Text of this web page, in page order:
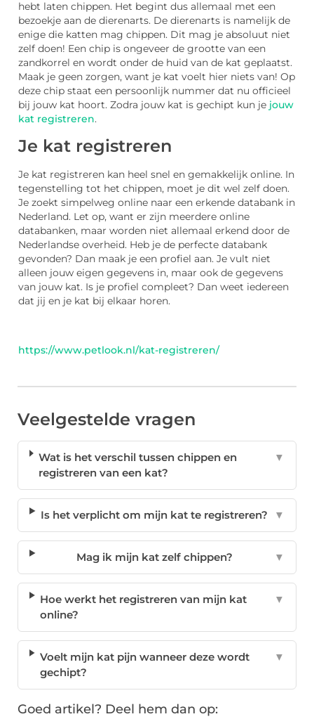
hebt laten chippen. Het begint dus allemaal met een
bezoekje aan de dierenarts. De dierenarts is namelijk de
enige die katten mag chippen. Dit mag je absoluut niet
zelf doen! Een chip is ongeveer de grootte van een
zandkorrel en wordt onder de huid van de kat geplaatst.
Maak je geen zorgen, want je kat voelt hier niets van! Op
deze chip staat een persoonlijk nummer dat nu officieel
bij jouw kat hoort. Zodra jouw kat is gechipt kun je jouw
kat registreren.
Je kat registreren
Je kat registreren kan heel snel en gemakkelijk online. In
tegenstelling tot het chippen, moet je dit wel zelf doen.
Je zoekt simpelweg online naar een erkende databank in
Nederland. Let op, want er zijn meerdere online
databanken, maar worden niet allemaal erkend door de
Nederlandse overheid. Heb je de perfecte databank
gevonden? Dan maak je een profiel aan. Je vult niet
alleen jouw eigen gegevens in, maar ook de gegevens
van jouw kat. Is je profiel compleet? Dan weet iedereen
dat jij en je kat bij elkaar horen.
https://www.petlook.nl/kat-registreren/
Veelgestelde vragen
Wat is het verschil tussen chippen en
registreren van een kat?
▼
Is het verplicht om mijn kat te registreren? ▼
Mag ik mijn kat zelf chippen? ▼
Hoe werkt het registreren van mijn kat
online?
▼
Voelt mijn kat pijn wanneer deze wordt
gechipt?
▼
Goed artikel? Deel hem dan op: